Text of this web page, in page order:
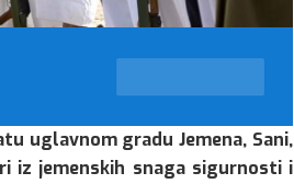
uglavnom gradu Jemena, Sani,
iz jemenskih snaga sigurnosti i